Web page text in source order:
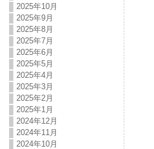
2025年10月
2025年9月
2025年8月
2025年7月
2025年6月
2025年5月
2025年4月
2025年3月
2025年2月
2025年1月
2024年12月
2024年11月
2024年10月